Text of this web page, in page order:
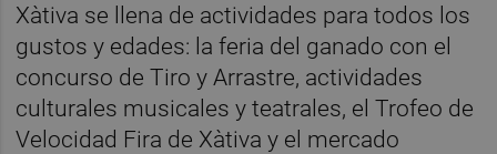
Xàtiva se llena de actividades para todos los
gustos y edades: la feria del ganado con el
concurso de Tiro y Arrastre, actividades
culturales musicales y teatrales, el Trofeo de
Velocidad Fira de Xàtiva y el mercado